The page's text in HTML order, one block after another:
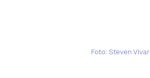
Foto: Steven Vivar